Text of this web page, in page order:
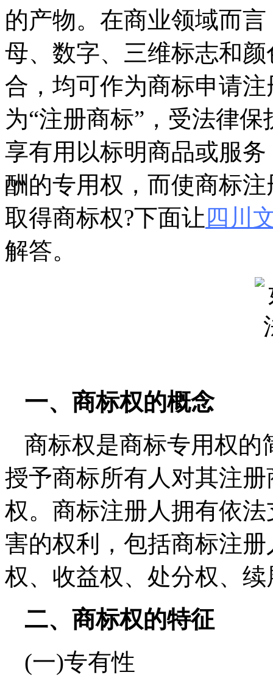
的产物。在商业领域而
母、数字、三维标志和
合，均可作为商标申请
为“注册商标”，受法律
享有用以标明商品或服
酬的专用权，而使商标
取得商标权?下面让 四川
解答。
一、商标权的概念
商标权是商标专用权的
授予商标所有人对其注
权。商标注册人拥有依
害的权利，包括商标注
权、收益权、处分权、
二、商标权的特征
(一)专有性